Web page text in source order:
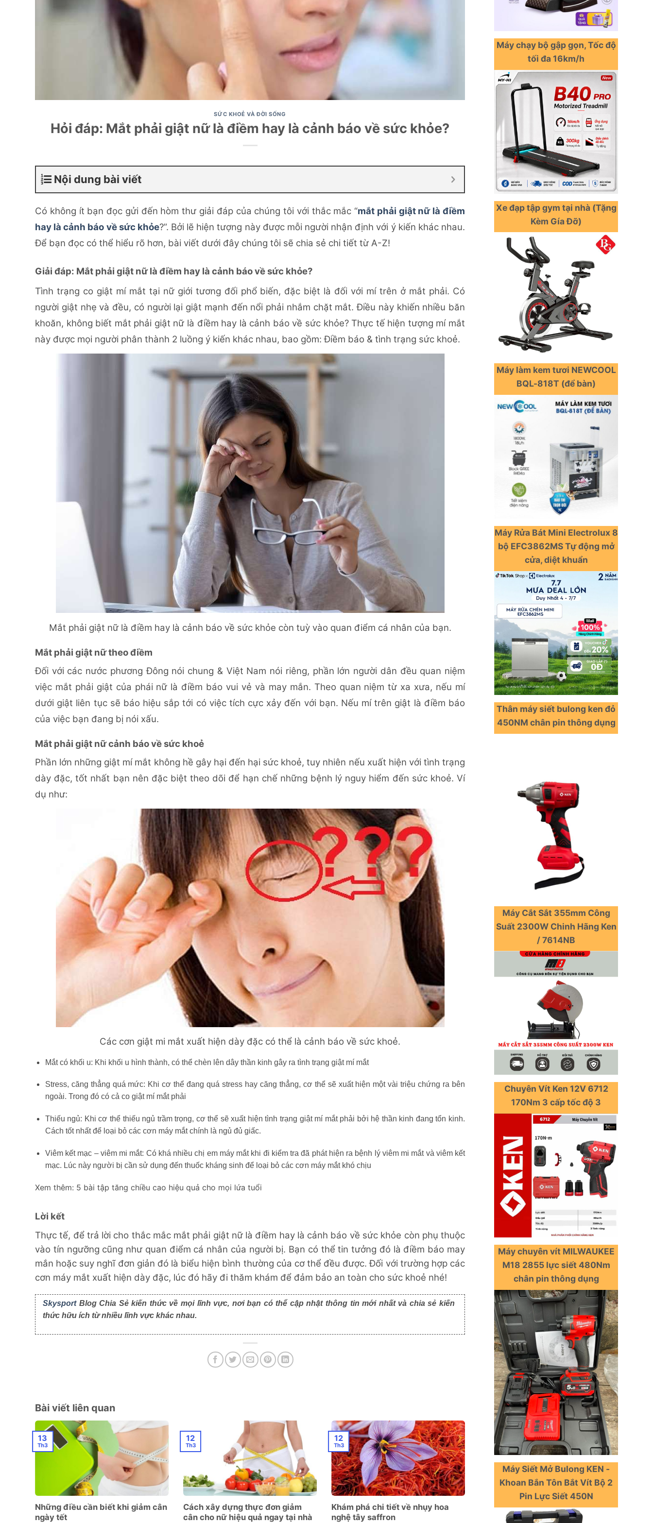
SỨC KHOẺ VÀ ĐỜI SỐNG
Hỏi đáp: Mắt phải giật nữ là điềm hay là cảnh báo về sức khỏe?
Nội dung bài viết
Có không ít bạn đọc gửi đến hòm thư giải đáp của chúng tôi với thắc mắc “mắt phải giật nữ là điềm
hay là cảnh báo về sức khỏe?”. Bởi lẽ hiện tượng này được mỗi người nhận định với ý kiến khác nhau.
Để bạn đọc có thể hiểu rõ hơn, bài viết dưới đây chúng tôi sẽ chia sẻ chi tiết từ A-Z!
Giải đáp: Mắt phải giật nữ là điềm hay là cảnh báo về sức khỏe?
Tình trạng co giật mí mắt tại nữ giới tương đối phổ biến, đặc biệt là đối với mí trên ở mắt phải. Có
người giật nhẹ và đều, có người lại giật mạnh đến nổi phải nhắm chặt mắt. Điều này khiến nhiều băn
khoăn, không biết mắt phải giật nữ là điềm hay là cảnh báo về sức khỏe? Thực tế hiện tượng mí mắt
này được mọi người phân thành 2 luồng ý kiến khác nhau, bao gồm: Điềm báo & tình trạng sức khoẻ.
Mắt phải giật nữ là điềm hay là cảnh báo về sức khỏe còn tuỳ vào quan điểm cá nhân của bạn.
Mắt phải giật nữ theo điềm
Đối với các nước phương Đông nói chung & Việt Nam nói riêng, phần lớn người dân đều quan niệm
việc mắt phải giật của phái nữ là điềm báo vui vẻ và may mắn. Theo quan niệm từ xa xưa, nếu mí
dưới giật liên tục sẽ báo hiệu sắp tới có việc tích cực xảy đến với bạn. Nếu mí trên giật là điềm báo
của việc bạn đang bị nói xấu.
Mắt phải giật nữ cảnh báo về sức khoẻ
Phần lớn những giật mí mắt không hề gây hại đến hại sức khoẻ, tuy nhiên nếu xuất hiện với tình trạng
dày đặc, tốt nhất bạn nên đặc biệt theo dõi để hạn chế những bệnh lý nguy hiểm đến sức khoẻ. Ví
dụ như:
Các cơn giật mi mắt xuất hiện dày đặc có thể là cảnh báo về sức khoẻ.
Mắt có khối u: Khi khối u hình thành, có thể chèn lên dây thần kinh gây ra tình trạng giật mí mắt
Stress, căng thẳng quá mức: Khi cơ thể đang quá stress hay căng thẳng, cơ thể sẽ xuất hiện một vài triệu chứng ra bên
ngoài. Trong đó có cả co giật mí mắt phải
Thiếu ngủ: Khi cơ thể thiếu ngủ trầm trọng, cơ thể sẽ xuất hiện tình trạng giật mí mắt phải bởi hệ thần kinh đang tổn kinh.
Cách tốt nhất để loại bỏ các cơn máy mắt chính là ngủ đủ giấc.
Viêm kết mạc – viêm mi mắt: Có khá nhiều chị em máy mắt khi đi kiểm tra đã phát hiện ra bệnh lý viêm mi mắt và viêm kết
mạc. Lúc này người bị cần sử dụng đến thuốc kháng sinh để loại bỏ các cơn máy mắt khó chịu
Xem thêm: 5 bài tập tăng chiều cao hiệu quả cho mọi lứa tuổi
Lời kết
Thực tế, để trả lời cho thắc mắc mắt phải giật nữ là điềm hay là cảnh báo về sức khỏe còn phụ thuộc
vào tín ngưỡng cũng như quan điểm cá nhân của người bị. Bạn có thể tin tưởng đó là điềm báo may
mắn hoặc suy nghĩ đơn giản đó là biểu hiện bình thường của cơ thể đều được. Đối với trường hợp các
cơn máy mắt xuất hiện dày đặc, lúc đó hãy đi thăm khám để đảm bảo an toàn cho sức khoẻ nhé!
SkysportBlog Chia Sẻ kiến thức về mọi lĩnh vực, nơi bạn có thể cập nhật thông tin mới nhất và chia sẻ kiến
thức hữu ích từ nhiều lĩnh vực khác nhau.
Bài viết liên quan
Những điều cần biết khi giảm cân
ngày tết
13
Th3
Cách xây dựng thực đơn giảm
cân cho nữ hiệu quả ngay tại nhà
12
Th3
Khám phá chi tiết về nhụy hoa
nghệ tây saffron
12
Th3
Chi tiết thông tin bạn quan tâm về
nước muối sinh lý
Máy chạy bộ gập gọn, Tốc độ
tối đa 16km/h
Xe đạp tập gym tại nhà (Tặng
Kèm Gía Đỡ)
Máy làm kem tươi NEWCOOL
BQL-818T (để bàn)
Máy Rửa Bát Mini Electrolux 8
bộ EFC3862MS Tự động mở
cửa, diệt khuẩn
Thân máy siết bulong ken đỏ
450NM chân pin thông dụng
Máy Cắt Sắt 355mm Công
Suất 2300W Chinh Hãng Ken
/ 7614NB
Chuyên Vít Ken 12V 6712
170Nm 3 cấp tốc độ 3
Máy chuyên vít MILWAUKEE
M18 2855 lực siết 480Nm
chân pin thông dụng
Máy Siết Mở Bulong KEN -
Khoan Bắn Tôn Bắt Vít Bộ 2
Pin Lực Siết 450N